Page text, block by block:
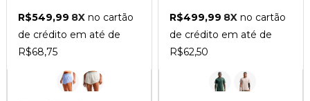
R$549,99 8Xno cartão
de crédito em até de
R$68,75
R$499,99 8X no cartão
de crédito em até de
R$62,50